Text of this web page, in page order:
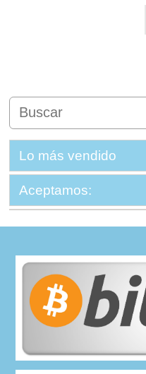
Lo más vendido
Aceptamos: